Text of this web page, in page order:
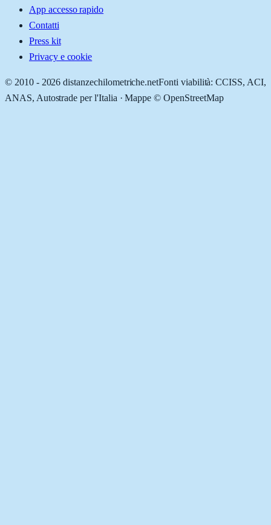
App accesso rapido
Contatti
Press kit
Privacy e cookie
© 2010 - 2026 distanzechilometriche.netFonti viabilità: CCISS, ACI,
ANAS, Autostrade per l'Italia · Mappe © OpenStreetMap